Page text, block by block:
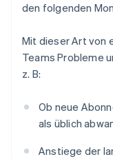
den folgenden
Mit dieser Art von
Teams Probleme
z. B:
Ob neue
als üblich
Anstiege der